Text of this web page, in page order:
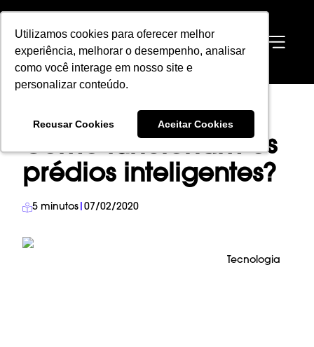
Utilizamos cookies para oferecer melhor
experiência, melhorar o desempenho, analisar
como você interage em nosso site e
personalizar conteúdo.
Recusar Cookies Aceitar Cookies
Utilizamos cookies para oferecer melhor
experiência, melhorar o desempenho, analisar
como você interage em nosso site e
personalizar conteúdo.
Recusar Cookies Aceitar Cookies
EN
TECNOLOGIA
→
COMO FUNCIONAM OS PRÉDIOS INTELIGENTES?
Como funcionam os
prédios inteligentes?
5 minutos 07/02/2020
Tecnologia